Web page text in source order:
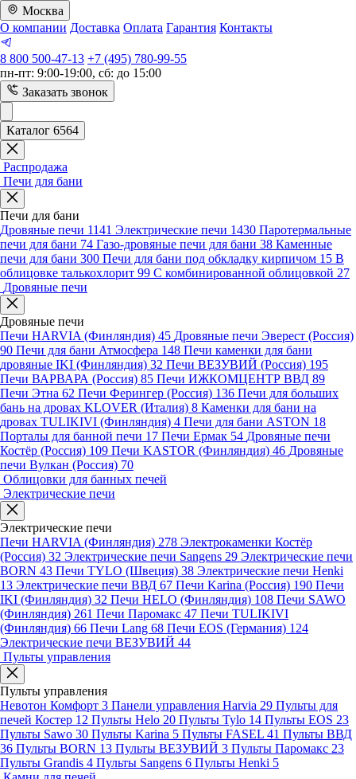
Москва
О компании Доставка Оплата Гарантия Контакты
8 800 500-47-13 +7 (495) 780-99-55
пн-пт: 9:00-19:00, сб: до 15:00
Заказать звонок
Каталог 6564
Распродажа
Печи для бани
Печи для бани
Дровяные печи 1141 Электрические печи 1430 Паротермальные
печи для бани 74 Газо-дровяные печи для бани 38 Каменные
печи для бани 300 Печи для бани под обкладку кирпичом 15 В
облицовке талькохлорит 99 С комбинированной облицовкой 27
Дровяные печи
Дровяные печи
Печи HARVIA (Финляндия) 45 Дровяные печи Эверест (Россия)
90 Печи для бани Атмосфера 148 Печи каменки для бани
дровяные IKI (Финляндия) 32 Печи ВЕЗУВИЙ (Россия) 195
Печи ВАРВАРА (Россия) 85 Печи ИЖКОМЦЕНТР ВВД 89
Печи Этна 62 Печи Ферингер (Россия) 136 Печи для больших
бань на дровах KLOVER (Италия) 8 Каменки для бани на
дровах TULIKIVI (Финляндия) 4 Печи для бани ASTON 18
Порталы для банной печи 17 Печи Ермак 54 Дровяные печи
Костёр (Россия) 109 Печи KASTOR (Финляндия) 46 Дровяные
печи Вулкан (Россия) 70
Облицовки для банных печей
Электрические печи
Электрические печи
Печи HARVIA (Финляндия) 278 Электрокаменки Костёр
(Россия) 32 Электрические печи Sangens 29 Электрические печи
BORN 43 Печи TYLO (Швеция) 38 Электрические печи Henki
13 Электрические печи ВВД 67 Печи Karina (Россия) 190 Печи
IKI (Финляндия) 32 Печи HELO (Финляндия) 108 Печи SAWO
(Финляндия) 261 Печи Паромакс 47 Печи TULIKIVI
(Финляндия) 66 Печи Lang 68 Печи EOS (Германия) 124
Электрические печи ВЕЗУВИЙ 44
Пульты управления
Пульты управления
Невотон Комфорт 3 Панели управления Harvia 29 Пульты для
печей Костер 12 Пульты Helo 20 Пульты Tylo 14 Пульты EOS 23
Пульты Sawo 30 Пульты Karina 5 Пульты FASEL 41 Пульты ВВД
36 Пульты BORN 13 Пульты ВЕЗУВИЙ 3 Пульты Паромакс 23
Пульты Grandis 4 Пульты Sangens 6 Пульты Henki 5